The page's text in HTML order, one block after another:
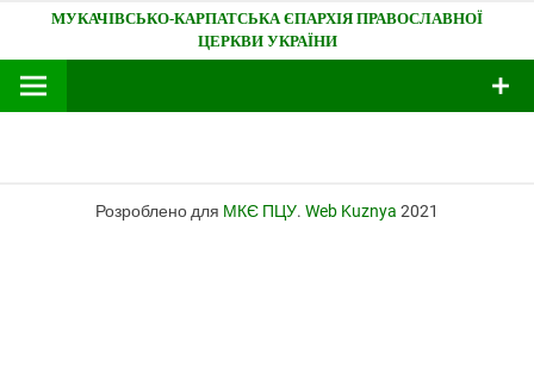
content
Мукачівсько-Карпатська єпархія
Розроблено для МКЄ ПЦУ. Web Kuznya 2021